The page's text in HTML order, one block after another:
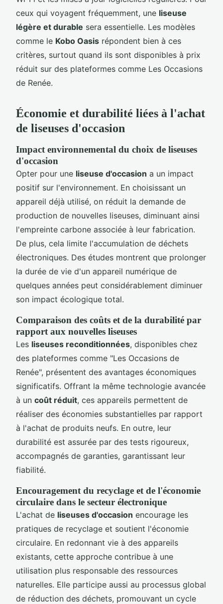
ceux qui voyagent fréquemment, une liseuse
légère et durable sera essentielle. Les modèles
comme le Kobo Oasis répondent bien à ces
critères, surtout quand ils sont disponibles à prix
réduit sur des plateformes comme Les Occasions
de Renée.
Économie et durabilité liées à l'achat
de liseuses d'occasion
Impact environnemental du choix de liseuses
d'occasion
Opter pour une liseuse d'occasion a un impact
positif sur l'environnement. En choisissant un
appareil déjà utilisé, on réduit la demande de
production de nouvelles liseuses, diminuant ainsi
l'empreinte carbone associée à leur fabrication.
De plus, cela limite l'accumulation de déchets
électroniques. Des études montrent que prolonger
la durée de vie d'un appareil numérique de
quelques années peut considérablement diminuer
son impact écologique total.
Comparaison des coûts et de la durabilité par
rapport aux nouvelles liseuses
Les liseuses reconditionnées, disponibles chez
des plateformes comme "Les Occasions de
Renée", présentent des avantages économiques
significatifs. Offrant la même technologie avancée
à un coût réduit, ces appareils permettent de
réaliser des économies substantielles par rapport
à l'achat de produits neufs. En outre, leur
durabilité est assurée par des tests rigoureux,
accompagnés de garanties, garantissant leur
fiabilité.
Encouragement du recyclage et de l'économie
circulaire dans le secteur électronique
L'achat de liseuses d'occasion encourage les
pratiques de recyclage et soutient l'économie
circulaire. En redonnant vie à des appareils
existants, cette approche contribue à une
utilisation plus responsable des ressources
naturelles. Elle participe aussi au processus global
de réduction des déchets, promouvant un cycle